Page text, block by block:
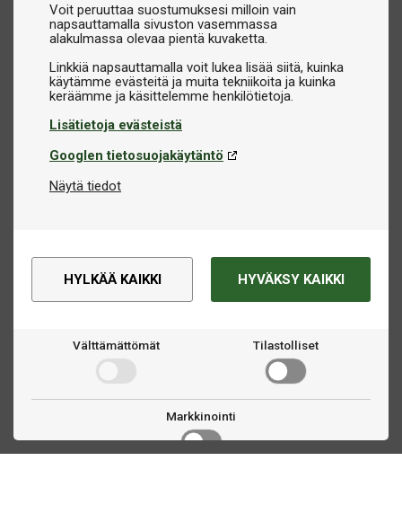
Voit peruuttaa suostumuksesi milloin vain
napsauttamalla sivuston vasemmassa
alakulmassa olevaa pientä kuvaketta.
Linkkiä napsauttamalla voit lukea lisää siitä, kuinka
käytämme evästeitä ja muita tekniikoita ja kuinka
Lisätietoja evästeistä
Googlen tietosuojakäytäntö
Näytä tiedot
HYLKÄÄ KAIKKI HYVÄKSY KAIKKI
Välttämättömät Tilastolliset
Markkinointi